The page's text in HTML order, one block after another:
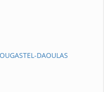
DAOULAS